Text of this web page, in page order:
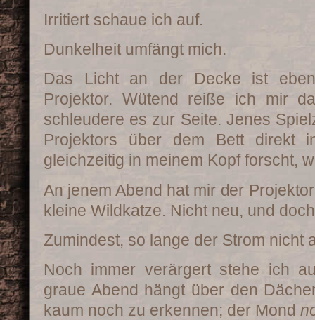
Irritiert schaue ich auf.
Dunkelheit umfängt mich.
Das Licht an der Decke ist
Projektor. Wütend reiße ich mir
schleudere es zur Seite. Jenes
Projektors über dem Bett direkt
gleichzeitig in meinem Kopf forscht,
An jenem Abend hat mir der
kleine Wildkatze. Nicht neu, und
Zumindest, so lange der Strom nicht
Noch immer verärgert stehe ich
graue Abend hängt über den
kaum noch zu erkennen; der Mond